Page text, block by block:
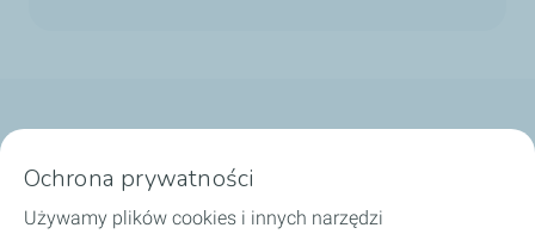
Dobierz olej
Ochrona prywatności
Używamy plików cookies i innych narzędzi